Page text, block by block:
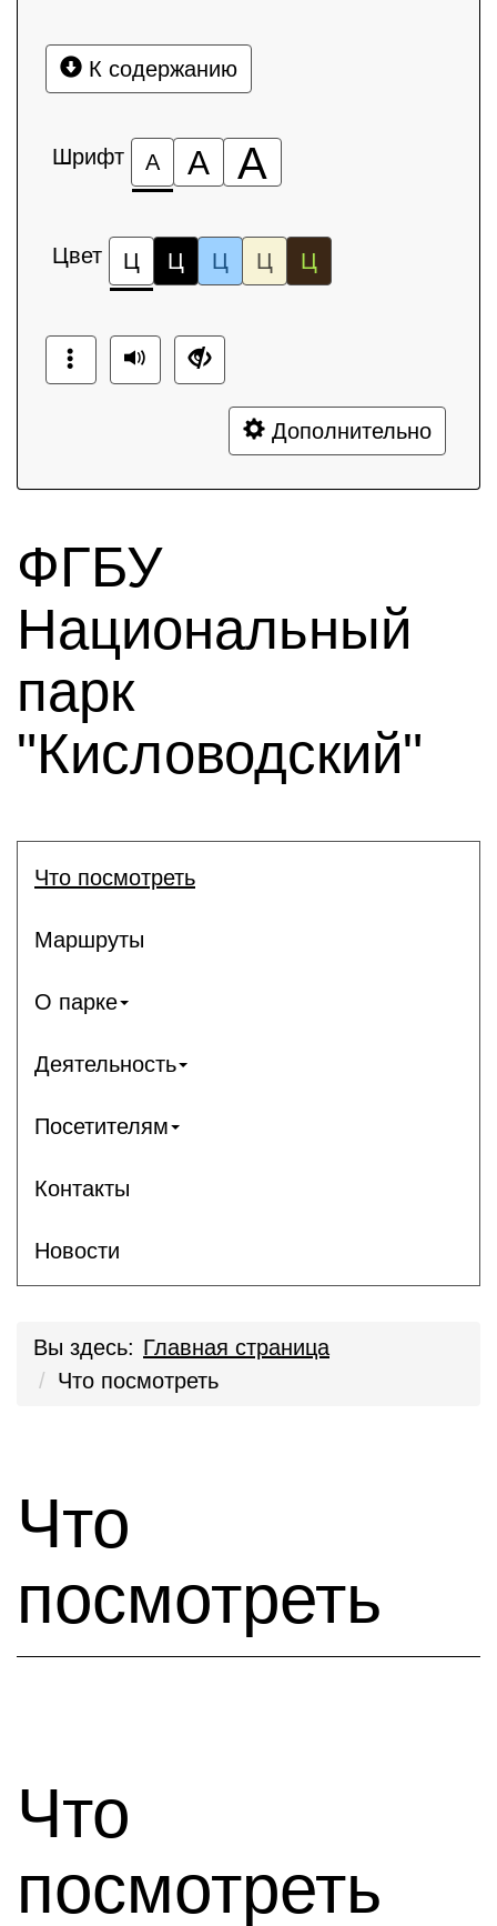
К содержанию
Шрифт А А А
Цвет Ц Ц Ц Ц Ц
Дополнительно
ФГБУ
Национальный
парк
"Кисловодский"
Что посмотреть
Маршруты
О парке
Деятельность
Посетителям
Контакты
Новости
Вы здесь: Главная страница
Что посмотреть
Что
посмотреть
Что
посмотреть